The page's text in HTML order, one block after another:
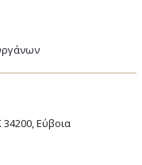
34200, Εύβοια